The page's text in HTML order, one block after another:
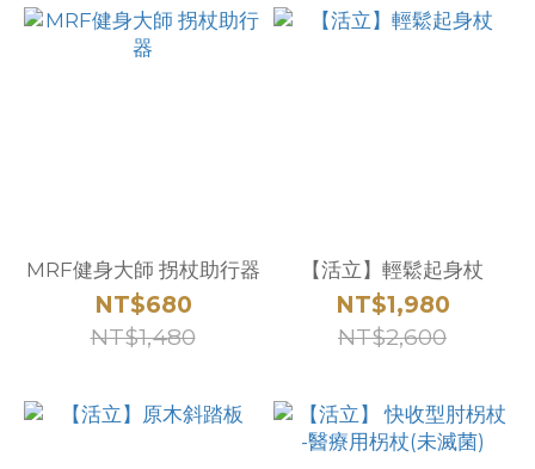
MRF健身大師 拐杖助行器
NT$680
NT$1,480
【活立】輕鬆起身杖
NT$1,980
NT$2,600